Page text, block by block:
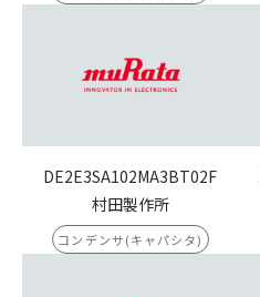
DE2E3SA102MA3BT02F
村田製作所
コンデンサ(キャパシタ)